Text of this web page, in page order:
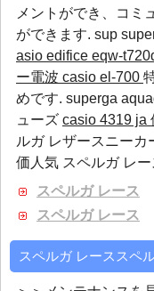
メントができ、コミ
ができます. sup
asio edifice eqw-
ー電波 casio el-700
めです. superga
ューズ casio 4319 ja
ルガ レザースニーカ
価人気 スペルガ レー
スペルガ レース
スペルガ レース
スペルガ レーススペ